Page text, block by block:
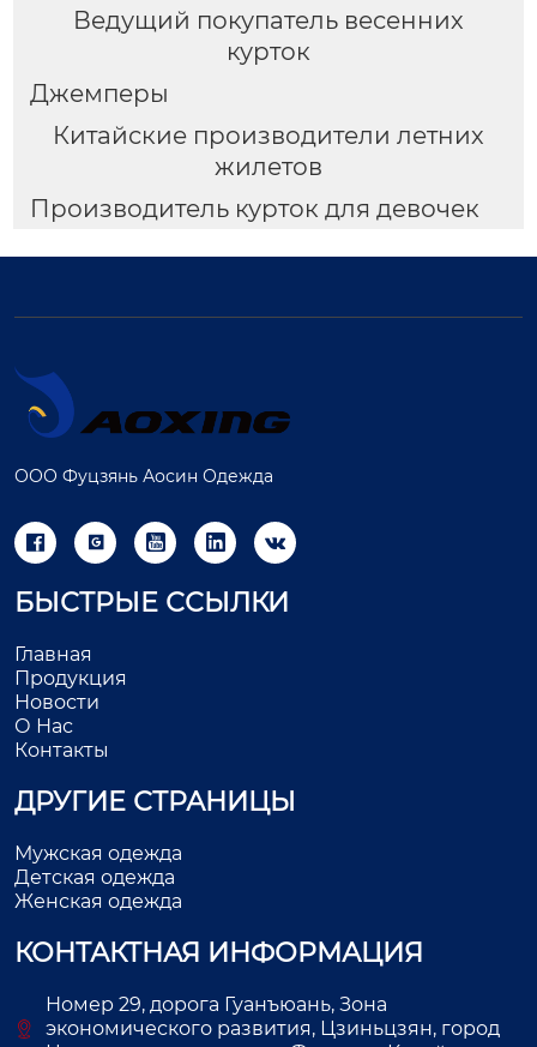
Ведущий покупатель весенних
курток
Джемперы
Китайские производители летних
жилетов
Производитель курток для девочек
ООО Фуцзянь Аосин Одежда
    
БЫСТРЫЕ ССЫЛКИ
Главная
Продукция
Новости
О Нас
Контакты
ДРУГИЕ СТРАНИЦЫ
Мужская одежда
Детская одежда
Женская одежда
КОНТАКТНАЯ ИНФОРМАЦИЯ
Номер 29, дорога Гуанъюань, Зона
экономического развития, Цзиньцзян, город